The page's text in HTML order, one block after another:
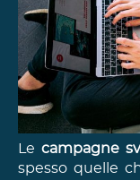
Lecampagne
spesso quelle